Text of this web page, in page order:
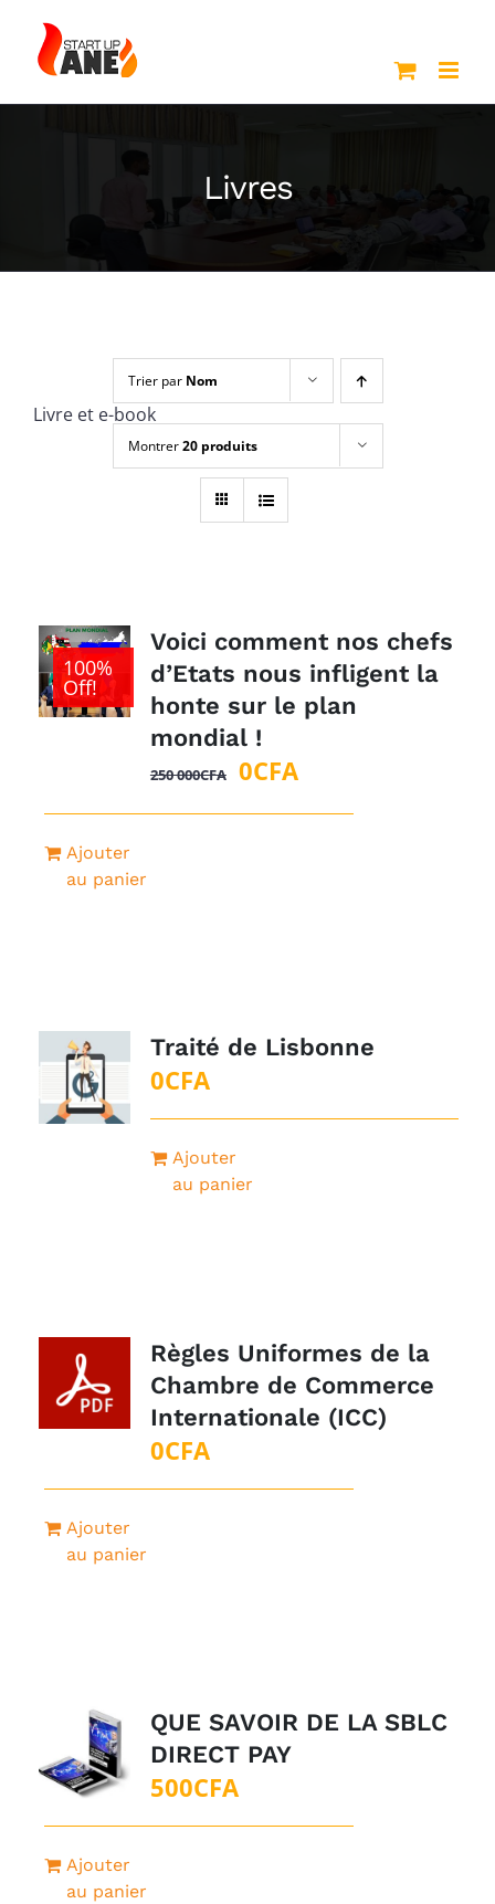
contenu
Livres
Livre et e-book
Trier par Nom
Montrer20 produits
100%
Off!
Voici comment nos chefs
d’Etats nous infligent la
honte sur le plan
mondial !
250 000CFA
Le
0CFALe
Ajouter
au panier
Traité de Lisbonne
0CFA
Ajouter
au panier
Règles Uniformes de la
Chambre de Commerce
Internationale (ICC)
0CFA
Ajouter
au panier
QUE SAVOIR DE LA SBLC
DIRECT PAY
500CFA
Ajouter
au panier